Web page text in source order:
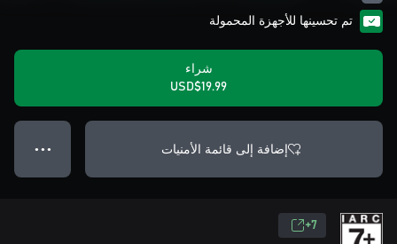
تم تحسينها للأجهزة المحمولة
شراء
USD$19.99
إضافة إلى قائمة الأمنيات ● ● ●
7+